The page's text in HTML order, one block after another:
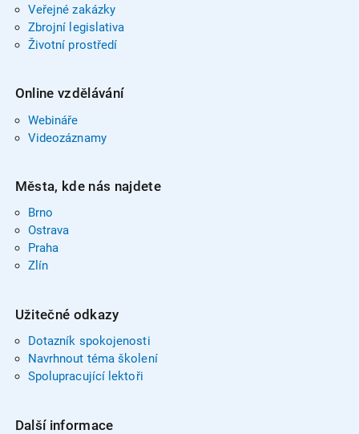
Veřejné zakázky
Zbrojní legislativa
Životní prostředí
Online vzdělávání
Webináře
Videozáznamy
Města, kde nás najdete
Brno
Ostrava
Praha
Zlín
Užitečné odkazy
Dotazník spokojenosti
Navrhnout téma školení
Spolupracující lektoři
Další informace